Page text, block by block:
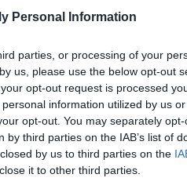
Personal Information
parties, or processing of your
us, please use the below opt-out
opt-out request is processed
information utilized by us
opt-out. You may separately
third parties on the IAB’s list of
by us to third parties on the
it to other third parties.
28 FEBBRAIO 2019ORE 06:30
tra adolescenti
iniziativa di Fondazione
biblioteca comunale "G.